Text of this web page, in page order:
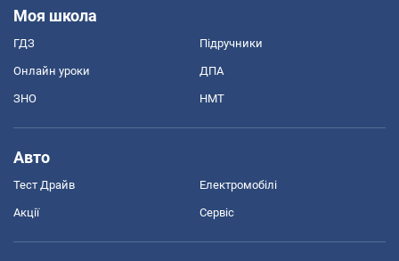
Моя школа
ГДЗ Підручники
Онлайн уроки ДПА
ЗНО НМТ
Авто
Тест Драйв Електромобілі
Акції Сервіс